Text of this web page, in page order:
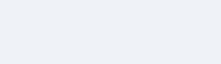
かいまき（掻巻き）超完全ガ
【最新版】掛け布団の選び方“
【アシストステッパー】ハン